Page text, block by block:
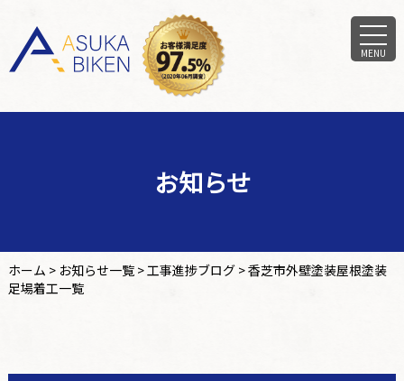
MENU
お知らせ
ホーム > お知らせ一覧> 工事進捗ブログ>香芝市外壁塗装屋根塗装
足場着工一覧